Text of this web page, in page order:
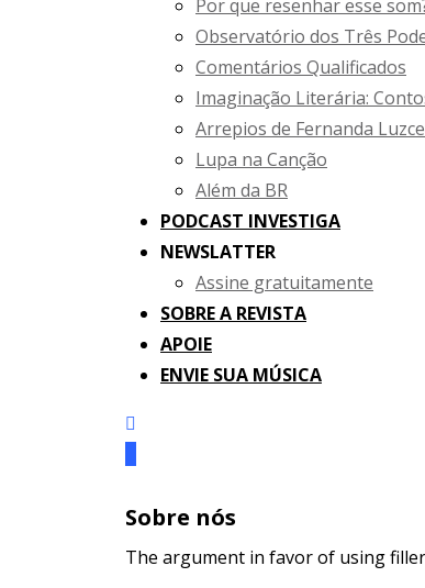
Por que resenhar esse
Observatório dos Três
Comentários Qualificados
Imaginação Literária:
Arrepios de Fernanda
Lupa na Canção
Além da BR
PODCAST INVESTIGA
NEWSLATTER
Assine gratuitamente
SOBRE A REVISTA
APOIE
ENVIE SUA MÚSICA
Sobre nós
The argument in favor of using